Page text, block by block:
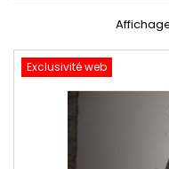
Exclusivité web